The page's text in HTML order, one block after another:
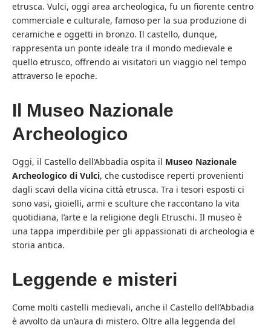
etrusca. Vulci, oggi area archeologica, fu un fiorente centro
commerciale e culturale, famoso per la sua produzione di
ceramiche e oggetti in bronzo. Il castello, dunque,
rappresenta un ponte ideale tra il mondo medievale e
quello etrusco, offrendo ai visitatori un viaggio nel tempo
attraverso le epoche.
Il Museo Nazionale
Archeologico
Oggi, il Castello dell’Abbadia ospita il Museo Nazionale
Archeologico di Vulci, che custodisce reperti provenienti
dagli scavi della vicina città etrusca. Tra i tesori esposti ci
sono vasi, gioielli, armi e sculture che raccontano la vita
quotidiana, l’arte e la religione degli Etruschi. Il museo è
una tappa imperdibile per gli appassionati di archeologia e
storia antica.
Leggende e misteri
Come molti castelli medievali, anche il Castello dell’Abbadia
è avvolto da un’aura di mistero. Oltre alla leggenda del